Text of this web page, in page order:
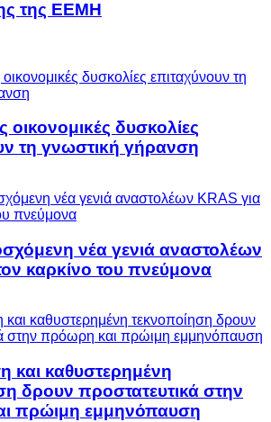
της ΕΕΜΗ
οικονομικές δυσκολίες
τη γνωστική γήρανση
νέα γενιά αναστολέων
καρκίνο του πνεύμονα
και καθυστερημένη
δρουν προστατευτικά στην
πρώιμη εμμηνόπαυση